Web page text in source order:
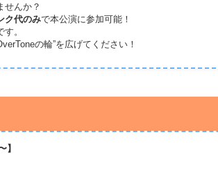
せんか？
ク代のみで本公演に参加可能！
。
の輪”を広げてください！
】